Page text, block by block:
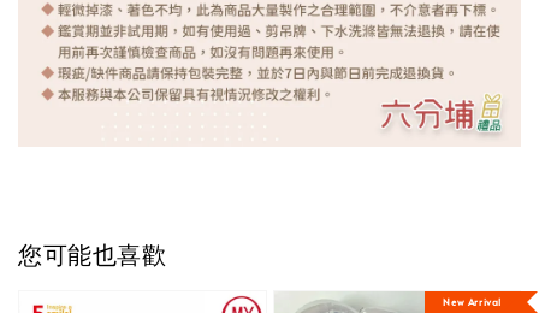
您可能也喜歡
New Arrival